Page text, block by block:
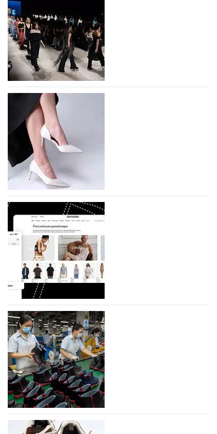
На участие в Московской неделе моды
подано 1047 заявок
На участие в седьмой Московской неделе моды,
которая пройдет в российской столице с 26 сентября
по 1 октября, уже подано 1047 заявок. Примерно
половину из них (494) прислали дизайнеры,
коллекции которых не были представлены в…
07.08.2026 589
BALLINA представит свои новинки на Euro
Shoes
Компания BALLINA Guangzhou Lihuang Footwear
Co., Ltd., основанная в 2011 году и расположенная в
Гуанчжоу, столице моды Китая, является
профессиональной обувной компанией,
объединяющей разработку, производство и…
07.08.2026 444
На платформе Lamoda - новый раздел и
условия продвижения локальных
дизайнерских марок
Российский маркетплейс Lamoda решил обновить
раздел для продажи продукции локальных
дизайнерских марок одежды, обуви и аксессуаров.
Бренды также получат маркетинговую…
06.08.2026 605
Объем мирового производства обуви в